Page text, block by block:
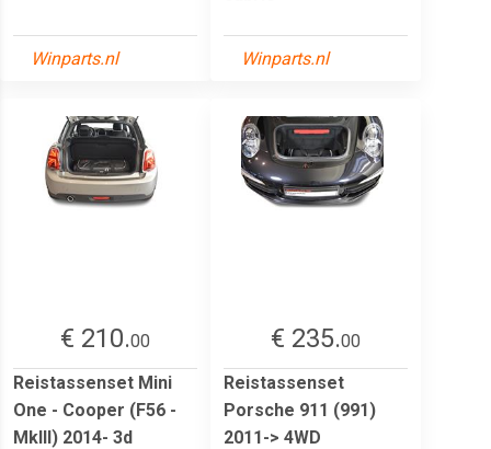
Winparts.nl Winparts.nl
€ 210.00
Reistassenset Mini
One - Cooper (F56 -
MkIII) 2014- 3d
€ 235.00
Reistassenset
Porsche 911 (991)
2011-> 4WD